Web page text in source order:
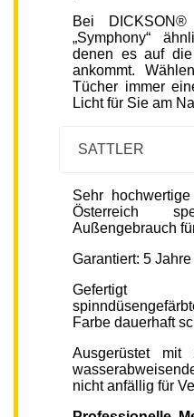
Bei
„Symphony“
denen es auf die
ankommt.
Tücher immer
Licht für Sie am
SATTLER
Sehr
Österreich
Außengebrauch
Garantiert: 5 Jahre
Farbe dauerhaft
Ausgerüstet mit
nicht anfällig für